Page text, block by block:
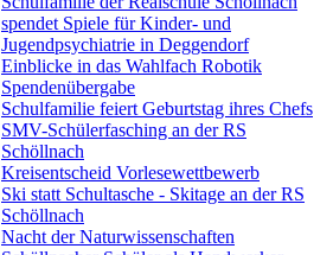
spendet Spiele für Kinder- und
Jugendpsychiatrie in Deggendorf
Einblicke in das Wahlfach Robotik
Spendenübergabe
Schulfamilie feiert Geburtstag ihres Chefs
SMV-Schülerfasching an der RS
Schöllnach
Kreisentscheid Vorlesewettbewerb
Ski statt Schultasche - Skitage an der RS
Schöllnach
Nacht der Naturwissenschaften